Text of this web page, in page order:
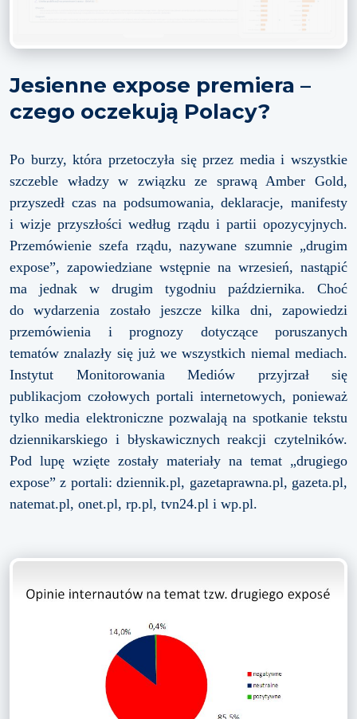
Jesienne expose premiera –
czego oczekują Polacy?
Po burzy, która przetoczyła się przez media i wszystkie
szczeble władzy w związku ze sprawą Amber Gold,
przyszedł czas na podsumowania, deklaracje, manifesty
i wizje przyszłości według rządu i partii opozycyjnych.
Przemówienie szefa rządu, nazywane szumnie „drugim
expose”, zapowiedziane wstępnie na wrzesień, nastąpić
ma jednak w drugim tygodniu października. Choć
do wydarzenia zostało jeszcze kilka dni, zapowiedzi
przemówienia i prognozy dotyczące poruszanych
tematów znalazły się już we wszystkich niemal mediach.
Instytut Monitorowania Mediów przyjrzał się
publikacjom czołowych portali internetowych, ponieważ
tylko media elektroniczne pozwalają na spotkanie tekstu
dziennikarskiego i błyskawicznych reakcji czytelników.
Pod lupę wzięte zostały materiały na temat „drugiego
expose” z portali: dziennik.pl, gazetaprawna.pl, gazeta.pl,
natemat.pl, onet.pl, rp.pl, tvn24.pl i wp.pl.